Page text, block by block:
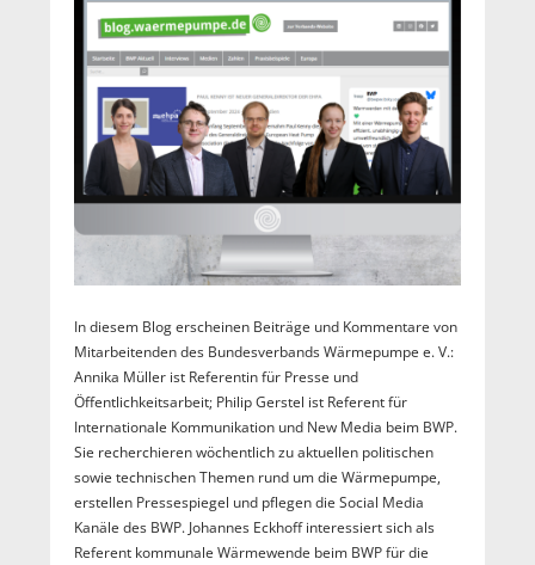
In diesem Blog erscheinen Beiträge und Kommentare von
Mitarbeitenden des Bundesverbands Wärmepumpe e. V.:
Annika Müller ist Referentin für Presse und
Öffentlichkeitsarbeit; Philip Gerstel ist Referent für
Internationale Kommunikation und New Media beim BWP.
Sie recherchieren wöchentlich zu aktuellen politischen
sowie technischen Themen rund um die Wärmepumpe,
erstellen Pressespiegel und pflegen die Social Media
Kanäle des BWP. Johannes Eckhoff interessiert sich als
Referent kommunale Wärmewende beim BWP für die